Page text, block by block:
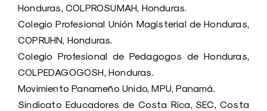
Honduras, COLPROSUMAH, Honduras.
Colegio Profesional Unión Magisterial de Honduras,
COPRUHN, Honduras.
Colegio Profesional de Pedagogos de Honduras,
COLPEDAGOGOSH, Honduras.
Movimiento Panameño Unido, MPU, Panamá.
Sindicato Educadores de Costa Rica, SEC, Costa